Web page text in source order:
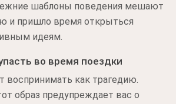
шаблоны поведения мешают
и пришло время открыться
идеям.
во время поездки
воспринимать как трагедию.
образ предупреждает вас о